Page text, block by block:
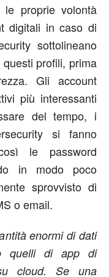
le proprie volontà
digitali in caso di
sottolineano
profili, prima
Gli account
più interessanti
del tempo, i
si fanno
le password
in modo poco
sprovvisto di
o email.
enormi di dati
quelli di app di
cloud. Se una